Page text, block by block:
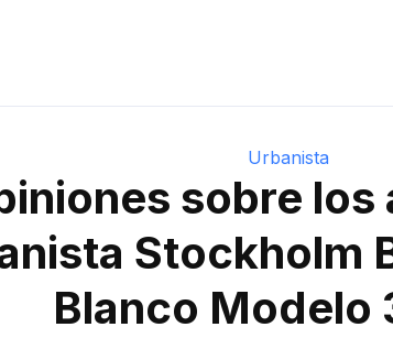
Urbanista
sobre los
Stockholm
Blanco Modelo